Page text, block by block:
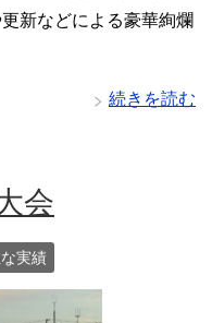
新などによる豪華絢爛
続きを読む
会
実績